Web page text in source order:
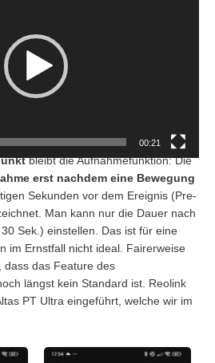
00:21
bleibt die Aufnahmefunktion: Die
erst nachdem eine Bewegung
Sekunden vor dem Ereignis (Pre-
Man kann nur die Dauer nach
Sek.) einstellen. Das ist für eine
im Ernstfall nicht ideal. Fairerweise
dass das Feature des
längst kein Standard ist. Reolink
PT Ultra eingeführt, welche wir im